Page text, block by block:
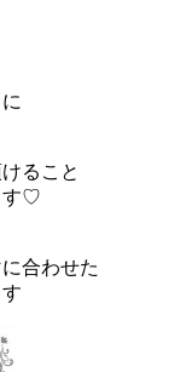
ること
す♡
合わせた